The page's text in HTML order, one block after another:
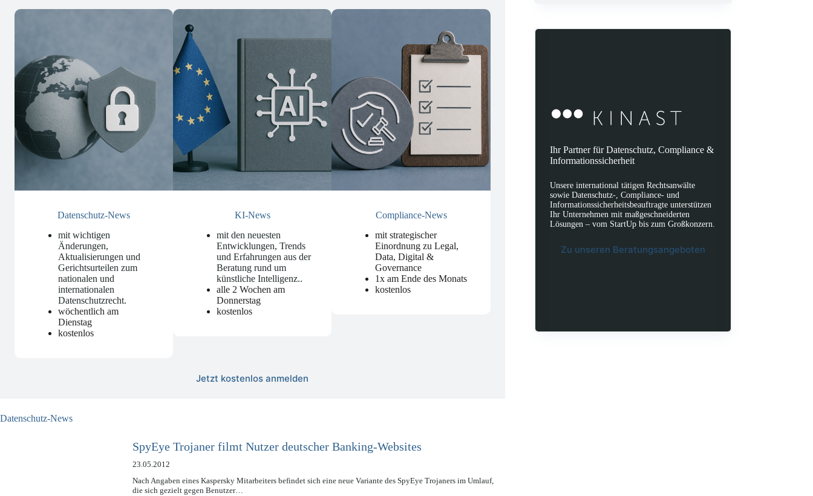
Datenschutz-News
mit wichtigen
Änderungen,
Aktualisierungen und
Gerichtsurteilen zum
nationalen und
internationalen
Datenschutzrecht.
wöchentlich am
Dienstag
kostenlos
KI-News
mit den neuesten
Entwicklungen, Trends
und Erfahrungen aus der
Beratung rund um
künstliche Intelligenz..
alle 2 Wochen am
Donnerstag
kostenlos
Compliance-News
mit strategischer
Einordnung zu Legal,
Data, Digital &
Governance
1x am Ende des Monats
kostenlos
Jetzt kostenlos anmelden
Datenschutz-News
SpyEye Trojaner filmt Nutzer deutscher Banking-Websites
23.05.2012
Nach Angaben eines Kaspersky Mitarbeiters befindet sich eine neue Variante des SpyEye Trojaners im Umlauf,
die sich gezielt gegen Benutzer…
Ihr Partner für Datenschutz, Compliance &
Informationssicherheit
Unsere international tätigen Rechtsanwälte
sowie Datenschutz-, Compliance- und
Informationssicherheitsbeauftragte unterstützen
Ihr Unternehmen mit maßgeschneiderten
Lösungen – vom StartUp bis zum Großkonzern.
Zu unseren Beratungsangeboten